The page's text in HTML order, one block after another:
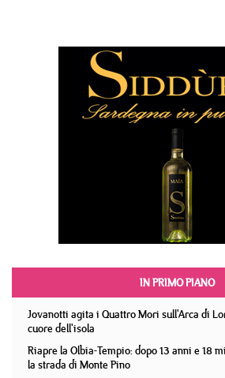
IN PRIMO PIANO
Jovanotti agita i Quattro Mori sull'Arca di
cuore dell'isola
Riapre la Olbia-Tempio: dopo 13 anni e 18
la strada di Monte Pino